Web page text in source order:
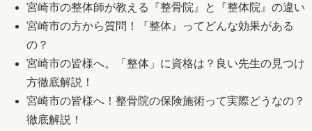
宮崎市の整体師が教える『整骨院』と『整体院』の違い
宮崎市の方から質問！『整体』ってどんな効果がある
の？
宮崎市の皆様へ。「整体」に資格は？良い先生の見つけ
方徹底解説！
宮崎市の皆様へ！整骨院の保険施術って実際どうなの？
徹底解説！